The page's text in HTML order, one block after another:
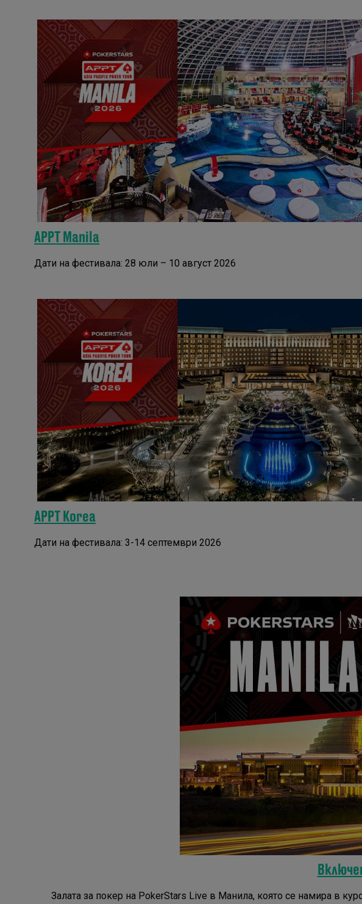
APPT Manila
Дати на фестивала: 28 юли – 10 август 2026
APPT Korea
Дати на фестивала: 3-14 септември 2026
Залата за покер на PokerStars Live в Манила, която се намира в